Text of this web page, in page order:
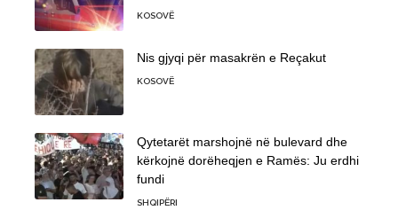
KOSOVË
Nis gjyqi për masakrën e Reçakut
KOSOVË
Qytetarët marshojnë në bulevard dhe
kërkojnë dorëheqjen e Ramës: Ju erdhi
fundi
SHQIPËRI